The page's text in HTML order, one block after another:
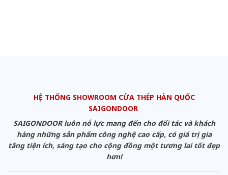
HỆ THỐNG SHOWROOM CỬA THÉP HÀN QUỐC
SAIGONDOOR
SAIGONDOOR luôn nỗ lực mang đến cho đối tác và khách
hàng những sản phẩm công nghệ cao cấp, có giá trị gia
tăng tiện ích, sáng tạo cho cộng đồng một tương lai tốt đẹp
hơn!